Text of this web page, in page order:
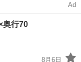
Ad
奥行70
8月6日